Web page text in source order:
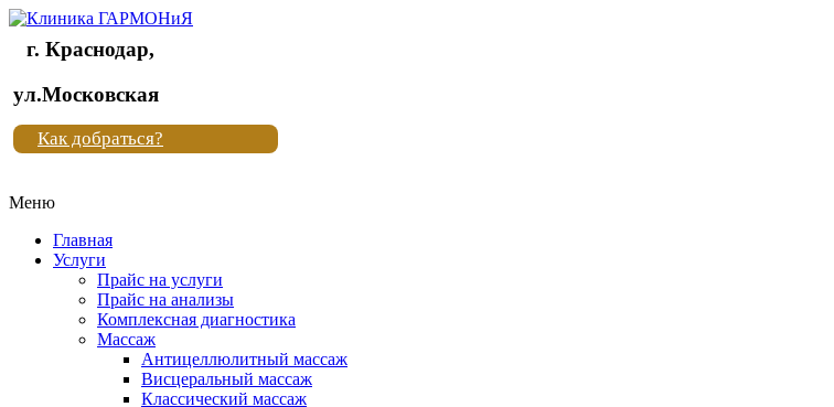
Клиника
"Новая
жизнь"
Клиника
жизнь"
г. Краснодар,
ул.Московская
Как добраться?
Меню
Главная
Услуги
Прайс на услуги
Прайс на анализы
Комплексная диагностика
Массаж
Антицеллюлитный массаж
Висцеральный массаж
Классический массаж